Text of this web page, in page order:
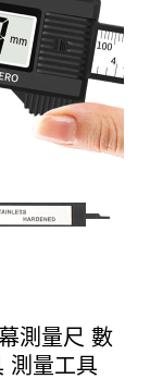
測量尺 數
測量工具